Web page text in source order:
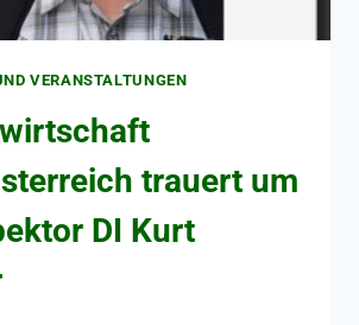
VERANSTALTUNGEN
trauert um
DI Kurt